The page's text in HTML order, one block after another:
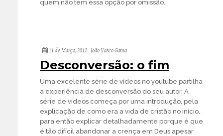
quem não tem essa opção por omissão.
11 de Março, 2012 João Vasco Gama
Desconversão: o fim
Uma excelente série de vídeos no youtube partilha
a experiência de desconversão do seu autor. A
série de vídeos começa por uma introdução, pela
explicação de como era a vida de cristão no início,
para então explicar detalhadamente porque é que
é tão difícil abandonar a crença em Deus apesar